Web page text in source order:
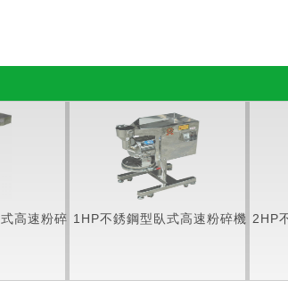
高速粉碎 1HP不銹鋼型臥式高速粉碎機 2HP